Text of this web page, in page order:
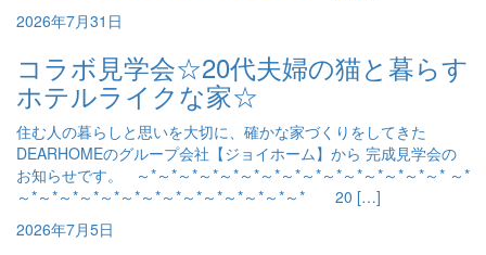
2026年7月31日
コラボ見学会☆20代夫婦の猫と暮らす
ホテルライクな家☆
住む人の暮らしと思いを大切に、確かな家づくりをしてきた
DEARHOMEのグループ会社【ジョイホーム】から 完成見学会の
お知らせです。 ～*～*～*～*～*～*～*～*～*～*～*～*～*～*～* ～*
～*～*～*～*～*～*～*～*～*～*～*～*～*～* 20 […]
2026年7月5日